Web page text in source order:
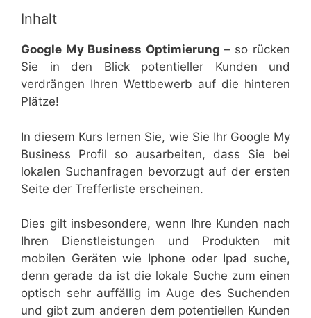
Inhalt
Google My Business Optimierung – so rücken
Sie in den Blick potentieller Kunden und
verdrängen Ihren Wettbewerb auf die hinteren
Plätze!
In diesem Kurs lernen Sie, wie Sie Ihr Google My
Business Profil so ausarbeiten, dass Sie bei
lokalen Suchanfragen bevorzugt auf der ersten
Seite der Trefferliste erscheinen.
Dies gilt insbesondere, wenn Ihre Kunden nach
Ihren Dienstleistungen und Produkten mit
mobilen Geräten wie Iphone oder Ipad suche,
denn gerade da ist die lokale Suche zum einen
optisch sehr auffällig im Auge des Suchenden
und gibt zum anderen dem potentiellen Kunden